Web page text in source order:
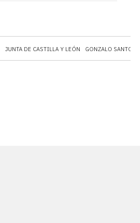
JUNTA DE CASTILLA Y LEÓN GONZALO SANTONJA